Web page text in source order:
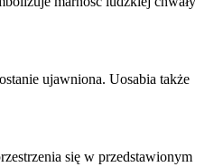
ujawniona. Uosabia także
się w przedstawionym